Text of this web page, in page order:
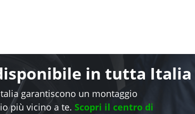
in tutta Italia
garantiscono un montaggio
più vicino a te. Scopri il centro di